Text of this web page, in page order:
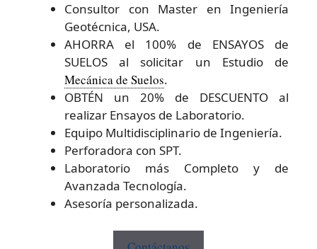
Consultor con Master en Ingeniería
Geotécnica, USA.
AHORRA el 100% de ENSAYOS de
SUELOS al solicitar un Estudio de
Mecánica de Suelos.
OBTÉN un 20% de DESCUENTO al
realizar Ensayos de Laboratorio.
Equipo Multidisciplinario de Ingeniería.
Perforadora con SPT.
Laboratorio más Completo y de
Avanzada Tecnología.
Asesoría personalizada.